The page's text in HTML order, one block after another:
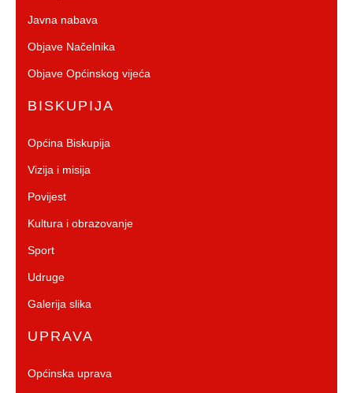
Javna nabava
Objave Načelnika
Objave Općinskog vijeća
BISKUPIJA
Općina Biskupija
Vizija i misija
Povijest
Kultura i obrazovanje
Sport
Udruge
Galerija slika
UPRAVA
Općinska uprava